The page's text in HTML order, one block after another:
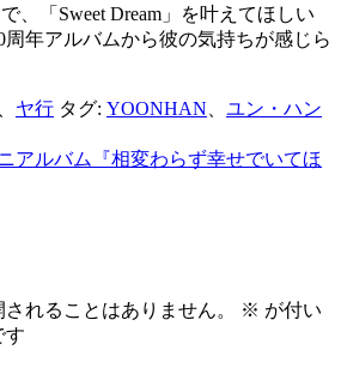
で、「Sweet Dream」を叶えてほしい
周年アルバムから彼の気持ちが感じら
ヤ行 タグ: YOONHAN
ユン・ハン
アルバム『相変わらず幸せでいてほ
れることはありません。 ※ が付い
す